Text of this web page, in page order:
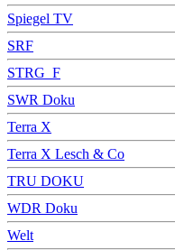
Spiegel TV
SRF
STRG_F
SWR Doku
Terra X
Terra X Lesch & Co
TRU DOKU
WDR Doku
Welt